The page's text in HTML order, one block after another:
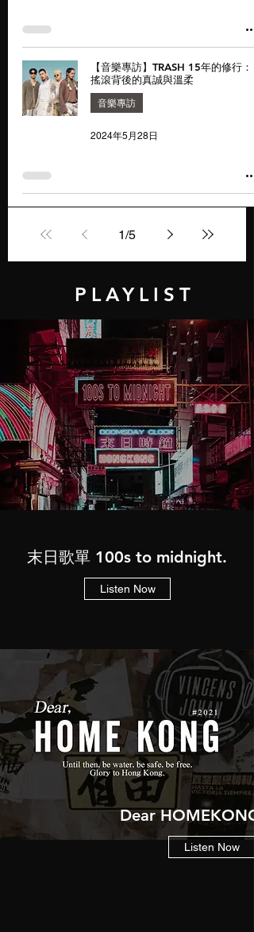
【音樂專訪】TRASH 15年的修行：
搖滾背後的真誠與溫柔
音樂專訪
2024年5月28日
1/5
PLAYLIST
末日歌單 100s to midnight.
Listen Now
Dear
Listen Now